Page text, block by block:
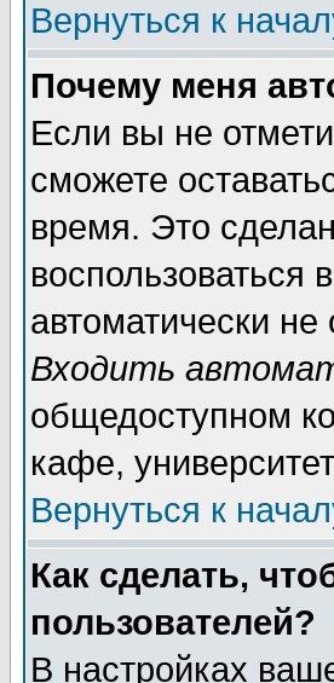
Вернуться к
Почему меня
Если вы не
сможете
время. Это
воспользоваться
автоматически
Входить
общедоступном
кафе,
Вернуться к
Как сделать,
пользователей?
В настройках